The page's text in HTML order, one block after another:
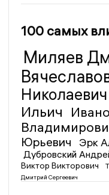
100 самых
Миляев
Николаевич
Ильич
Юрьевич
Эрк
Дубровский
Виктор Викторович
Дмитрий Сергеевич